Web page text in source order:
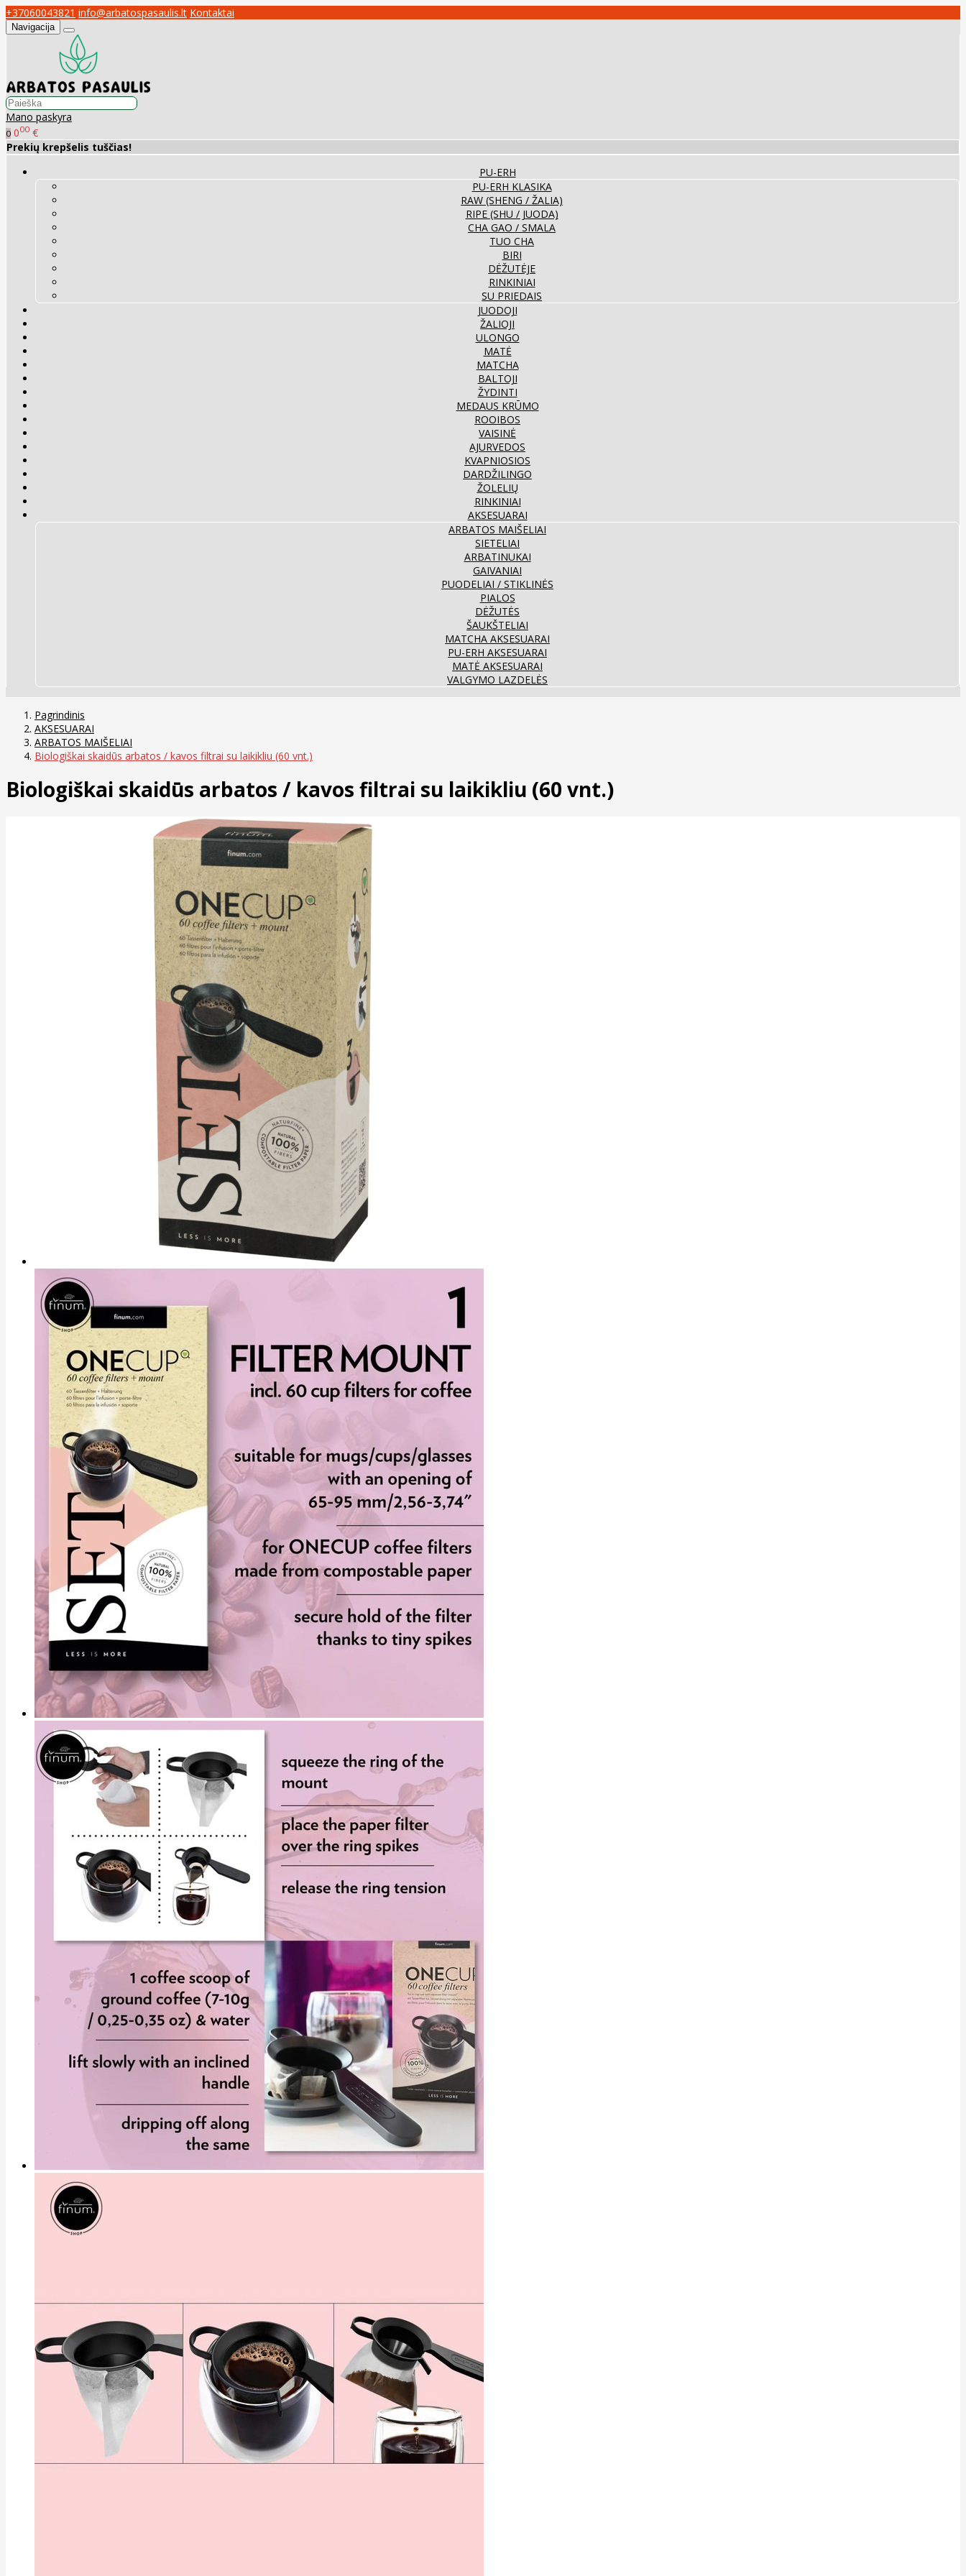
+37060043821 info@arbatospasaulis.lt Kontaktai
Navigacija
Mano paskyra
0 000 €
Prekių krepšelis tuščias!
PU-ERH
PU-ERH KLASIKA
RAW (SHENG / ŽALIA)
RIPE (SHU / JUODA)
CHA GAO / SMALA
TUO CHA
BIRI
DĖŽUTĖJE
RINKINIAI
SU PRIEDAIS
JUODOJI
ŽALIOJI
ULONGO
MATĖ
MATCHA
BALTOJI
ŽYDINTI
MEDAUS KRŪMO
ROOIBOS
VAISINĖ
AJURVEDOS
KVAPNIOSIOS
DARDŽILINGO
ŽOLELIŲ
RINKINIAI
AKSESUARAI
ARBATOS MAIŠELIAI
SIETELIAI
ARBATINUKAI
GAIVANIAI
PUODELIAI / STIKLINĖS
PIALOS
DĖŽUTĖS
ŠAUKŠTELIAI
MATCHA AKSESUARAI
PU-ERH AKSESUARAI
MATĖ AKSESUARAI
VALGYMO LAZDELĖS
Pagrindinis
AKSESUARAI
ARBATOS MAIŠELIAI
Biologiškai skaidūs arbatos / kavos filtrai su laikikliu (60 vnt.)
Biologiškai skaidūs arbatos / kavos filtrai su laikikliu (60 vnt.)